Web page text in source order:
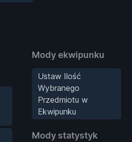
Mody ekwipunku
Ustaw Ilość
Wybranego
Przedmiotu w
Ekwipunku
Mody statystyk